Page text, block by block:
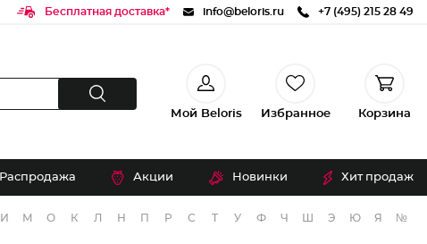
Бесплатная доставка* info@beloris.ru +7 (495) 215 28 49
Мой Beloris Избранное Корзина
Распродажа Акции Новинки Хит продаж
И М О К Л Н П Р С Т У Ф Ч Э Ю Я №